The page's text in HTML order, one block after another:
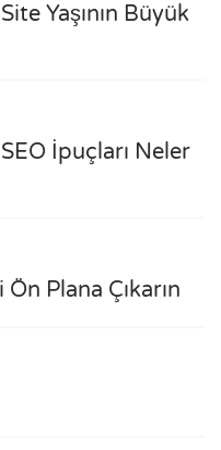
Yaşının Büyük
İpuçları Neler
Plana Çıkarın